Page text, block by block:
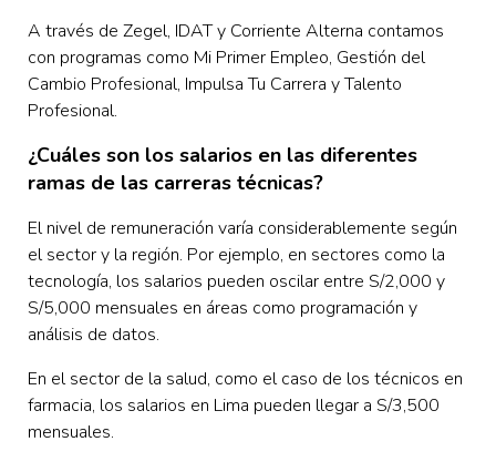
A través de Zegel, IDAT y Corriente Alterna contamos
con programas como Mi Primer Empleo, Gestión del
Cambio Profesional, Impulsa Tu Carrera y Talento
Profesional.
¿Cuáles son los salarios en las diferentes
ramas de las carreras técnicas?
El nivel de remuneración varía considerablemente según
el sector y la región. Por ejemplo, en sectores como la
tecnología, los salarios pueden oscilar entre S/2,000 y
S/5,000 mensuales en áreas como programación y
análisis de datos.
En el sector de la salud, como el caso de los técnicos en
farmacia, los salarios en Lima pueden llegar a S/3,500
mensuales.